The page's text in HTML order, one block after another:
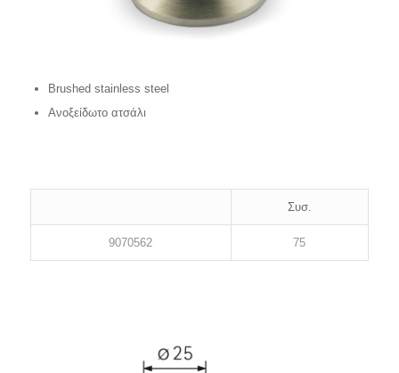
Brushed stainless steel
Ανοξείδωτο ατσάλι
Συσ.
9070562 75